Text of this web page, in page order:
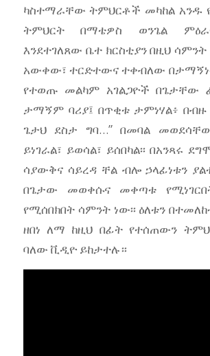
ካስተማራቸው ትምህርቶች መካከል አንዱ
ትምህርት በማቴዎስ ወንጌል
እንደተገለጸው ቤተ ክርስቲያን በዚህ
አውቀው፣ ተርድተውና ተቀብለው
የተወጡ መልካም አገልጋዮች በጌታቸው
ታማኝም ባሪያ፤ በጥቂቱ ታምነሃል፥ በብዙ
ጌታህ ደስታ ግባ…” በመባል
ይነገራል፣ ይወሳል፣ ይሰበካል፡፡ በአንጻሩ
ሳያውቅና ሳይረዳ ቸል ብሎ ኃላፊነቱን
በጌታው መወቀሱና መቀጣቱ
የሚሰበክበት ሳምንት ነው፡፡ ዕለቱን
ዘበነ ለማ ከዚህ በፊት የተሰጠውን
ባለው ቪዲዮ ይከታተሉ።